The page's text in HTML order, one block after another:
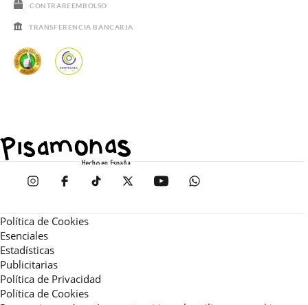
CONTRAREEMBOLSO
TRANSFERENCIA BANCARIA
Política de Cookies
Esenciales
Estadísticas
Publicitarias
Política de Privacidad
Política de Cookies